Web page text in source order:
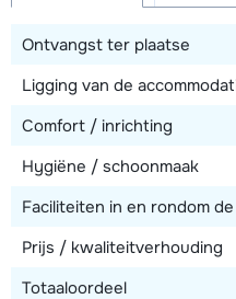
50 meter
Bekijk kaart
Ontvangst ter plaatse
Ligging van de
Comfort / inrichting
Hygiëne / schoonmaak
Faciliteiten in en rondom
Prijs / kwaliteitverhouding
Totaaloordeel